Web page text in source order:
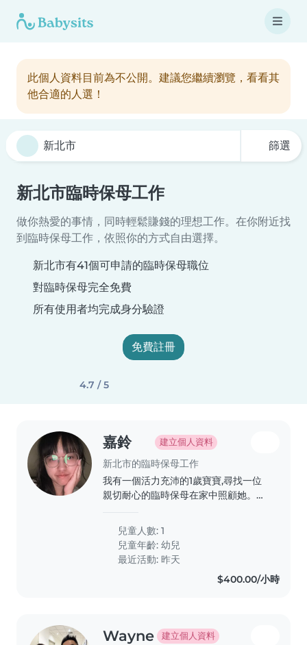
此個人資料目前為不公開。建議您繼續瀏覽，看看其
他合適的人選！
篩選
新北市臨時保母工作
做你熱愛的事情，同時輕鬆賺錢的理想工作。在你附近找
到臨時保母工作，依照你的方式自由選擇。
新北市有41個可申請的臨時保母職位
對臨時保母完全免費
所有使用者均完成身分驗證
免費註冊
4.7 / 5
嘉鈴 建立個人資料
新北市的臨時保母工作
我有一個活力充沛的1歲寶寶,尋找一位
親切耐心的臨時保母在家中照顧她。如
再麻煩保母了謝謝
兒童人數: 1
兒童年齡:幼兒
最近活動: 昨天
$400.00/小時
Wayne 建立個人資料